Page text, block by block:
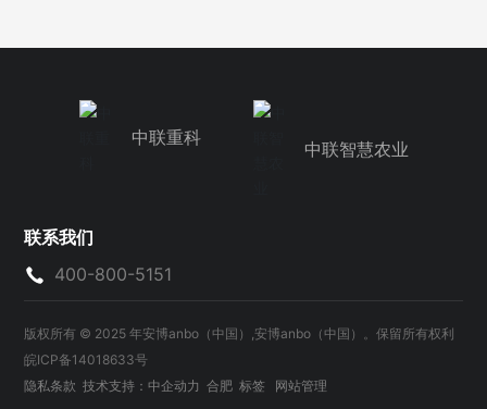
中联重科
中联智慧农业
联系我们
400-800-5151
版权所有 © 2025 年安博anbo（中国）,安博anbo（中国）。保留所有权利
皖ICP备14018633号
隐私条款 技术支持：中企动力 合肥 标签 网站管理